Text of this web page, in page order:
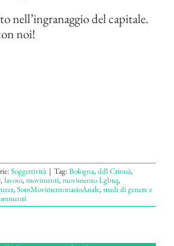
nell’ingranaggio del capitale.
noi!
Soggettività | Tag:Bologna,ddl Crinnà,
,lavoro,movimenti,movimento Lgbtq,
,SomMovimentonazioAnale,studi di genere e